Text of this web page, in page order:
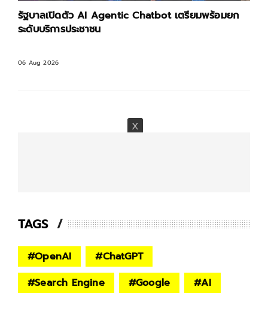
รัฐบาลเปิดตัว AI Agentic Chatbot เตรียมพร้อมยก
ระดับบริการประชาชน
06 Aug 2026
TAGS
#OpenAI #ChatGPT
#Search Engine #Google #AI